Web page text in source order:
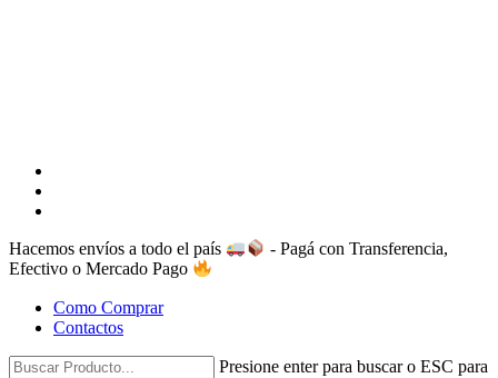
Hacemos envíos a todo el país
- Pagá con Transferencia,
Efectivo o Mercado Pago
Como Comprar
Contactos
Presione enter para buscar o ESC para